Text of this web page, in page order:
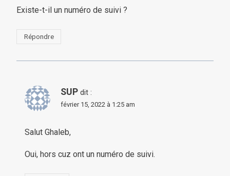
Existe-t-il un numéro de suivi ?
Répondre
SUP dit :
février 15, 2022 à 1:25 am
Salut Ghaleb,
Oui, hors cuz ont un numéro de suivi.